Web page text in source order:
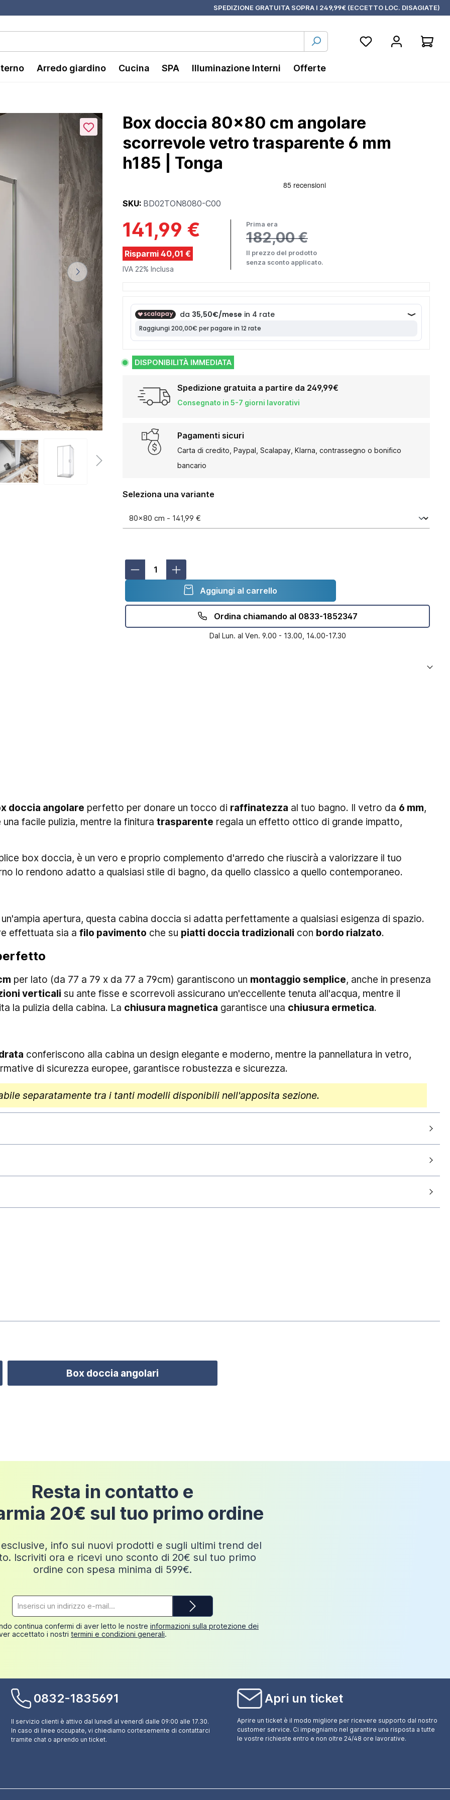
SPEDIZIONE GRATUITA SOPRA I 249,99€ (ECCETTO LOC. DISAGIATE)
Arredo giardino Cucina SPA Illuminazione Interni Offerte
Box doccia 80x80 cm angolare
scorrevole vetro trasparente 6 mm
h185 | Tonga
SKU: BD02TON8080-C00
141,99 €
Risparmi 40,01 €
Prima era
182,00 €
Il prezzo del prodotto
senza sconto applicato.
IVA 22% Inclusa
DISPONIBILITÀ IMMEDIATA
Spedizione gratuita a partire da 249,99€
Consegnato in 5-7 giorni lavorativi
Pagamenti sicuri
Carta di credito, Paypal, Scalapay, Klarna, contrassegno o bonifico
bancario
Seleziona una variante
Aggiungi al carrello
Ordina chiamando al 0833-1852347
Dal Lun. al Ven. 9.00 - 13.00, 14.00-17.30
doccia angolare perfetto per donare un tocco di raffinatezza al tuo bagno. Il vetro da 6 mm,
facile pulizia, mentre la finitura trasparente regala un effetto ottico di grande impatto,
box doccia, è un vero e proprio complemento d'arredo che riuscirà a valorizzare il tuo
lo rendono adatto a qualsiasi stile di bagno, da quello classico a quello contemporaneo.
apertura, questa cabina doccia si adatta perfettamente a qualsiasi esigenza di spazio.
effettuata sia a filo pavimento che su piatti doccia tradizionali con bordo rialzato.
per lato (da 77 a 79 x da 77 a 79cm) garantiscono un montaggio semplice, anche in presenza
verticali su ante fisse e scorrevoli assicurano un'eccellente tenuta all'acqua, mentre il
la pulizia della cabina. La chiusura magnetica garantisce una chiusura ermetica.
conferiscono alla cabina un design elegante e moderno, mentre la pannellatura in vetro,
di sicurezza europee, garantisce robustezza e sicurezza.
separatamente tra i tanti modelli disponibili nell'apposita sezione.
Scorrevole
che i
Eventi quali, ad esempio, l'elevato traffico di merci sul territorio nazionale in particolari
festività in genere) piuttosto che tumulti sindacali nel settore trasporti, possono incidere sulle
dalla data di consegna
Box doccia angolari
Resta in contatto e
20€ sul tuo primo ordine
info sui nuovi prodotti e sugli ultimi trend del
Iscriviti ora e ricevi uno sconto di 20€ sul tuo primo
ordine con spesa minima di 599€.
e-
mail*
continua confermi di aver letto le nostre informazioni sulla protezione dei
accettato i nostri termini e condizioni generali.
0832-1835691
Il servizio clienti è attivo dal lunedì al venerdì dalle 09:00 alle 17.30.
In caso di linee occupate, vi chiediamo cortesemente di contattarci
tramite chat o aprendo un ticket.
Apri un ticket
Aprire un ticket è il modo migliore per ricevere supporto dal nostro
customer service. Ci impegniamo nel garantire una risposta a tutte
le vostre richieste entro e non oltre 24/48 ore lavorative.